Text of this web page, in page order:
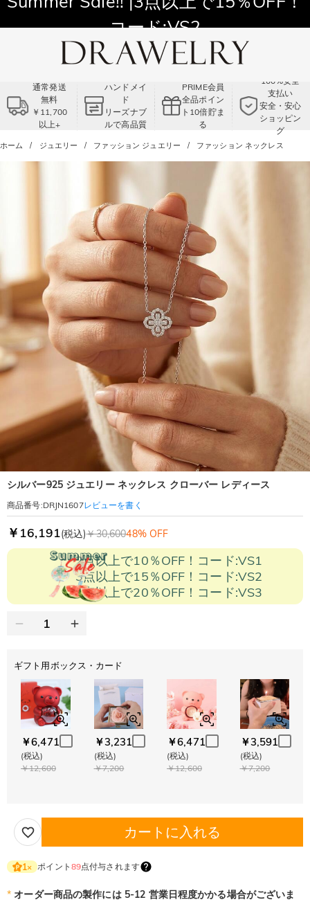
11,700円以上通常配送無料！
Summer Sale!! |3点以上で15％OFF！
コード:VS2
通常発送
無料
￥11,700
以上+
ハンドメイ
ド
リーズナブ
ルで高品質
PRIME会員
全品ポイン
ト10倍貯ま
る
100%安全
支払い
安全・安心
ショッピン
グ
ホーム ジュエリー ファッション ジュエリー ファッション ネックレス
シルバー925 ジュエリー ネックレス クローバー レディース
商品番号:DRJN1607レビューを書く
￥16,191(税込)￥30,60048% OFF
2点以上で10％OFF！コード:VS1
3点以上で15％OFF！コード:VS2
5点以上で20％OFF！コード:VS3
ギフト用ボックス・カード
￥6,471
(税込)
￥12,600
￥3,231
(税込)
￥7,200
￥6,471
(税込)
￥12,600
￥3,591
(税込)
￥7,200
カートに入れる
1× ポイント 89点付与されます
* オーダー商品の製作には 5-12 営業日程度かかる場合がございま